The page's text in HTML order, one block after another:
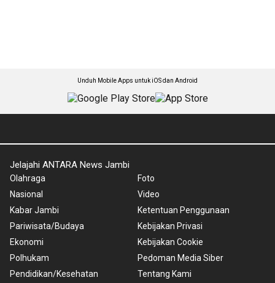
Unduh Mobile Apps untuk iOS dan Android
Jelajahi ANTARA News Jambi
Olahraga
Nasional
Kabar Jambi
Pariwisata/Budaya
Ekonomi
Polhukam
Pendidikan/Kesehatan
Foto
Video
Ketentuan Penggunaan
Kebijakan Privasi
Kebijakan Cookie
Pedoman Media Siber
Tentang Kami